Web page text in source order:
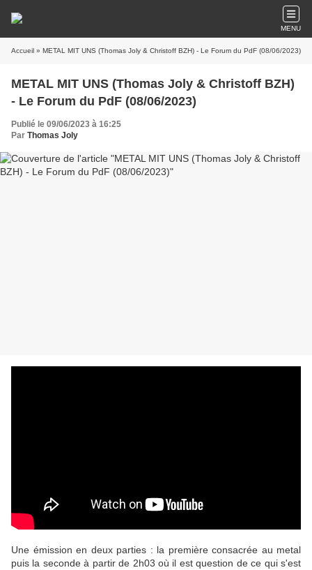
MENU
Accueil » METAL MIT UNS (Thomas Joly & Christoff BZH) - Le Forum du PdF (08/06/2023)
METAL MIT UNS (Thomas Joly & Christoff BZH)
- Le Forum du PdF (08/06/2023)
Publié le 09/06/2023 à 16:25
Par Thomas Joly
Une émission en deux parties : la première consacrée au metal
puis la seconde à partir de 2h03 où il est question de ce qui s'est